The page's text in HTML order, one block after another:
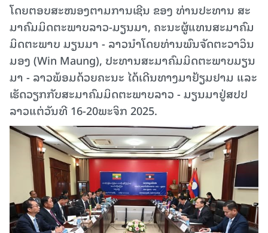
ໂດຍຕອບສະໜອງຕາມການເຊີນ ຂອງ ທ່ານປະທານ ສະ​
ມາ​ຄົມ​ມິດ​ຕະ​ພາບລາວ-ມຽນ​ມາ, ຄະນະຜູ້ແທນ​ສະ​ມາ​ຄົມ​
ມິດ​ຕະ​ພາບ ​ມຽນ​ມາ - ລາວນຳໂດຍທ່ານພົນ​ຈັດ​ຕະ​ວາວິນ
ມອງ (Win Maung), ປະທານສະມາຄົມມິດຕະພາບມຽນ​
ມາ - ລາວພ້ອມ​ດ້ວຍ​ຄະ​ນະ ໄດ້ເດີນ​ທາງ​ມາ​ຢ້ຽມ​ຢາມ ແລະ
ເຮັດວຽກກັບສະມາຄົມມິດຕະພາບລາວ - ​ມຽນ​ມາຢູ່ສ​ປ​ປ
ລາວແຕ່ວັນ​ທີ 16-20ພະ​ຈິກ 2025.